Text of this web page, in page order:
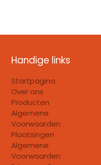
Handige links
Startpagina
Over ons
Producten
Algemene
Voorwaarden
Plaatsingen
Algemene
Voorwaarden